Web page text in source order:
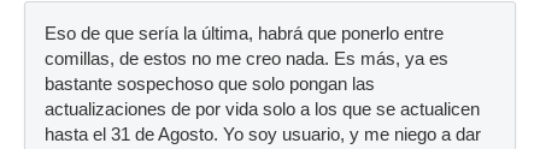
Eso de que sería la última, habrá que ponerlo entre
comillas, de estos no me creo nada. Es más, ya es
bastante sospechoso que solo pongan las
actualizaciones de por vida solo a los que se actualicen
hasta el 31 de Agosto. Yo soy usuario, y me niego a dar